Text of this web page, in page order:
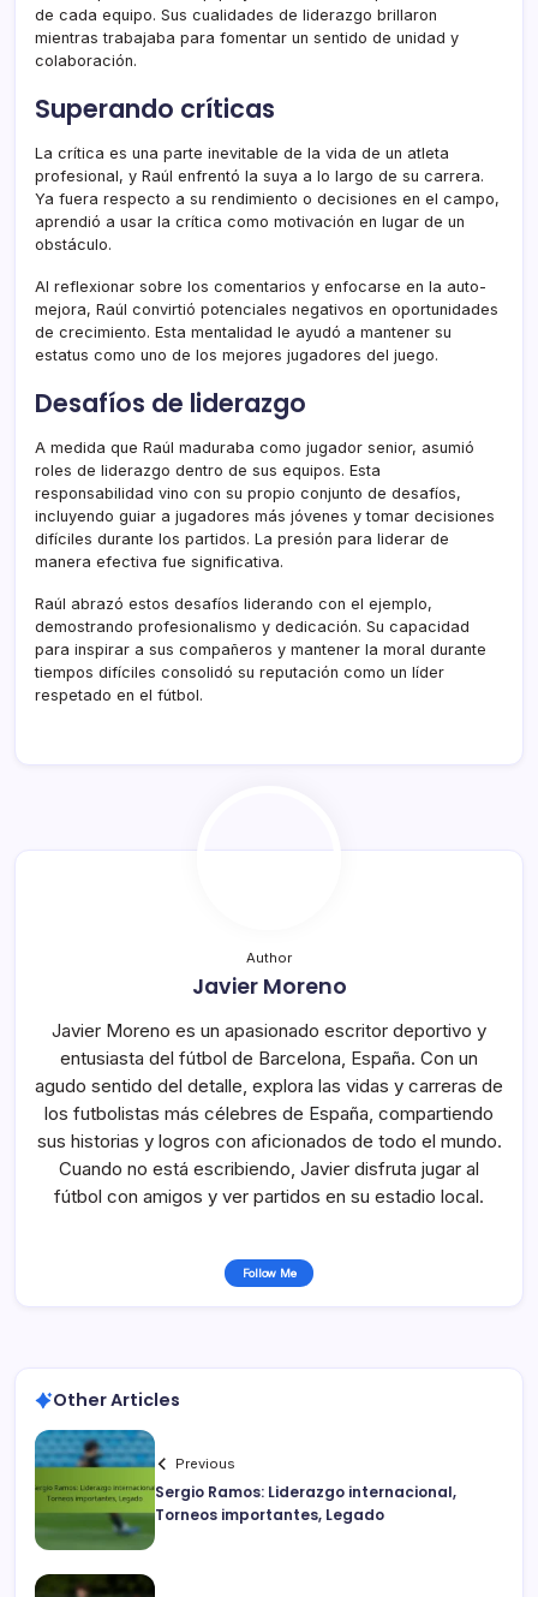
de cada equipo. Sus cualidades de liderazgo brillaron
mientras trabajaba para fomentar un sentido de unidad y
colaboración.
Superando críticas
La crítica es una parte inevitable de la vida de un atleta
profesional, y Raúl enfrentó la suya a lo largo de su carrera.
Ya fuera respecto a su rendimiento o decisiones en el campo,
aprendió a usar la crítica como motivación en lugar de un
obstáculo.
Al reflexionar sobre los comentarios y enfocarse en la auto-
mejora, Raúl convirtió potenciales negativos en oportunidades
de crecimiento. Esta mentalidad le ayudó a mantener su
estatus como uno de los mejores jugadores del juego.
Desafíos de liderazgo
A medida que Raúl maduraba como jugador senior, asumió
roles de liderazgo dentro de sus equipos. Esta
responsabilidad vino con su propio conjunto de desafíos,
incluyendo guiar a jugadores más jóvenes y tomar decisiones
difíciles durante los partidos. La presión para liderar de
manera efectiva fue significativa.
Raúl abrazó estos desafíos liderando con el ejemplo,
demostrando profesionalismo y dedicación. Su capacidad
para inspirar a sus compañeros y mantener la moral durante
tiempos difíciles consolidó su reputación como un líder
respetado en el fútbol.
Author
Javier Moreno
Javier Moreno es un apasionado escritor deportivo y
entusiasta del fútbol de Barcelona, España. Con un
agudo sentido del detalle, explora las vidas y carreras de
los futbolistas más célebres de España, compartiendo
sus historias y logros con aficionados de todo el mundo.
Cuando no está escribiendo, Javier disfruta jugar al
fútbol con amigos y ver partidos en su estadio local.
Follow Me
Other Articles
Previous
Sergio Ramos: Liderazgo internacional,
Torneos importantes, Legado